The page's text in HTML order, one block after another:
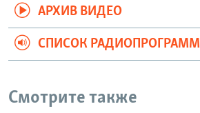
АРХИВ ВИДЕО
СПИСОК РАДИОПРОГРАММ
Смотрите также